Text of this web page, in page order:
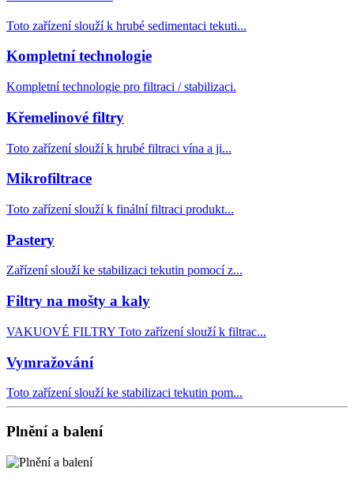
Toto zařízení slouží k hrubé sedimentaci tekuti...
Kompletní technologie
Kompletní technologie pro filtraci / stabilizaci.
Křemelinové filtry
Toto zařízení slouží k hrubé filtraci vína a ji...
Mikrofiltrace
Toto zařízení slouží k finální filtraci produkt...
Pastery
Zařízení slouží ke stabilizaci tekutin pomocí z...
Filtry na mošty a kaly
VAKUOVÉ FILTRY Toto zařízení slouží k filtrac...
Vymražování
Toto zařízení slouží ke stabilizaci tekutin pom...
Plnění a balení